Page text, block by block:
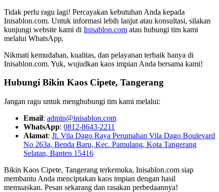
Tidak perlu ragu lagi! Percayakan kebutuhan Anda kepada
Inisablon.com. Untuk informasi lebih lanjut atau konsultasi, silakan
kunjungi website kami di Inisablon.com atau hubungi tim kami
melalui WhatsApp.
Nikmati kemudahan, kualitas, dan pelayanan terbaik hanya di
Inisablon.com. Yuk, wujudkan kaos impian Anda bersama kami!
Hubungi Bikin Kaos Cipete, Tangerang
Jangan ragu untuk menghubungi tim kami melalui:
Email: admin@inisablon.com
WhatsApp: 0812-8643-2211
Alamat: Jl. Vila Dago Raya Perumahan Vila Dago Boulevard
No 263a, Benda Baru, Kec. Pamulang, Kota Tangerang
Selatan, Banten 15416
Bikin Kaos Cipete, Tangerang terkemuka, Inisablon.com siap
membantu Anda menciptakan kaos impian dengan hasil
memuaskan. Pesan sekarang dan rasakan perbedaannya!